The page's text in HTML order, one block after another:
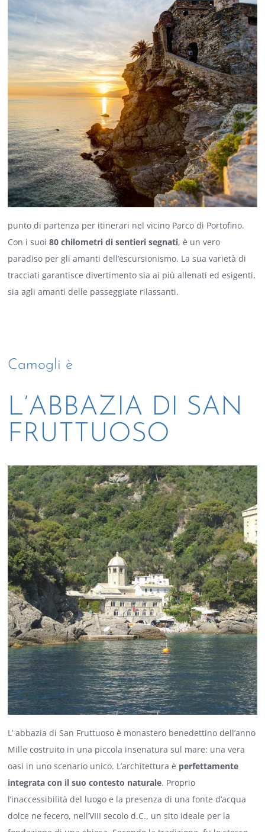
punto di partenza per itinerari nel vicino Parco di Portofino.
Con i suoi80 chilometri di sentieri segnati, è un vero
paradiso per gli amanti dell’escursionismo. La sua varietà di
tracciati garantisce divertimento sia ai più allenati ed esigenti,
sia agli amanti delle passeggiate rilassanti.
Camogli è
L’ABBAZIA DI SAN
FRUTTUOSO
L’ abbazia di San Fruttuoso è monastero benedettino dell’anno
Mille costruito in una piccola insenatura sul mare: una vera
oasi in uno scenario unico. L’architettura è perfettamente
integrata con il suo contesto naturale. Proprio
l’inaccessibilità del luogo e la presenza di una fonte d’acqua
dolce ne fecero, nell’VIII secolo d.C., un sito ideale per la